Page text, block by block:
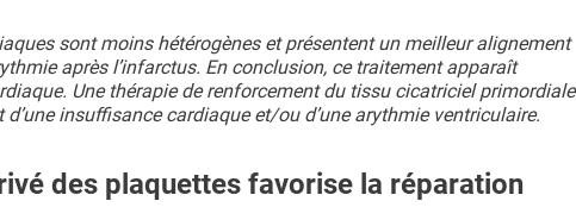
sont moins hétérogènes et présentent un meilleur alignement
après l’infarctus. En conclusion, ce traitement apparaît
Une thérapie de renforcement du tissu cicatriciel primordiale
insuffisance cardiaque et/ou d’une arythmie ventriculaire.
des plaquettes favorise la réparation